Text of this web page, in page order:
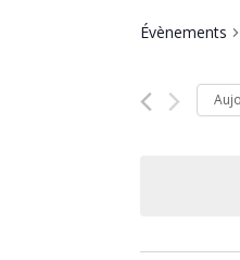
Évènements